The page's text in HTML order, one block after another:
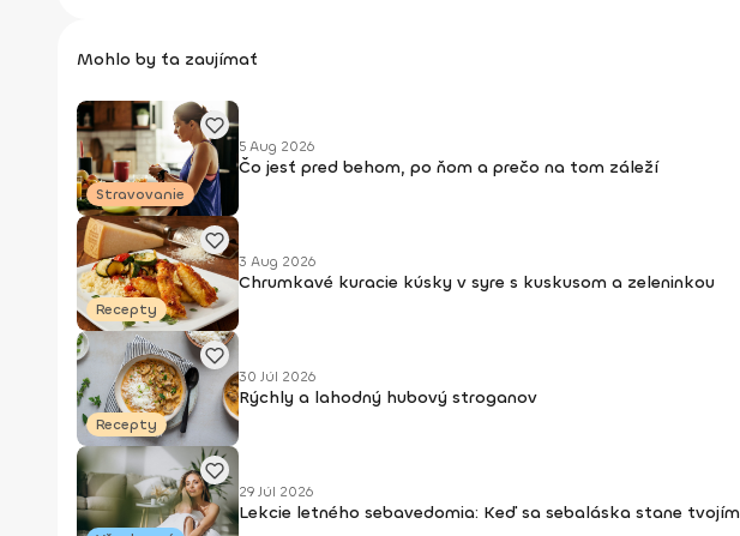
Mohlo by ťa zaujímať
Stravovanie
5 Aug 2026
Čo jesť pred behom, po ňom a prečo na tom záleží
Recepty
3 Aug 2026
Chrumkavé kuracie kúsky v syre s kuskusom a zeleninkou
Recepty
30 Júl 2026
Rýchly a lahodný hubový stroganov
29 Júl 2026
Lekcie letného sebavedomia: Keď sa sebaláska stane